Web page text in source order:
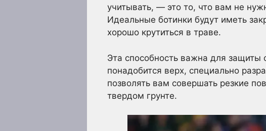
учитывать, — это то, что вам не
Идеальные ботинки будут иметь
хорошо крутиться в траве.
Эта способность важна для
понадобится верх, специально
позволять вам совершать резкие
твердом грунте.